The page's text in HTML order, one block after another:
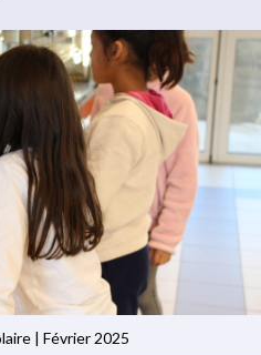
| Février 2025